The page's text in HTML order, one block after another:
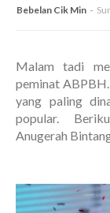
Bebelan Cik Min
Malam tadi
peminat ABPBH.
yang paling
popular.
Anugerah